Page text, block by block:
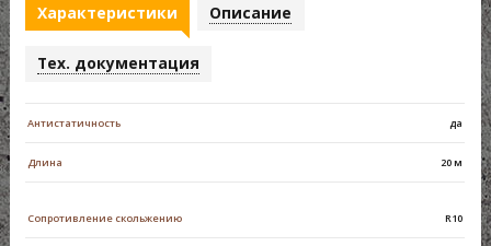
Характеристики Описание
Тех. документация
Антистатичность да
Длина 20 м
Сопротивление скольжению R10